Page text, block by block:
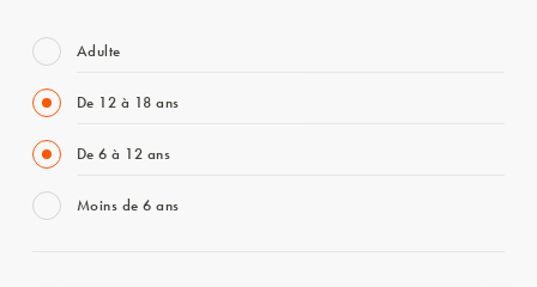
Adulte
De 12 à 18 ans
De 6 à 12 ans
Moins de 6 ans